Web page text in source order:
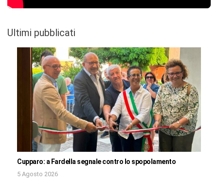
Ultimi pubblicati
Cupparo: a Fardella segnale contro lo spopolamento
5 Agosto 2026